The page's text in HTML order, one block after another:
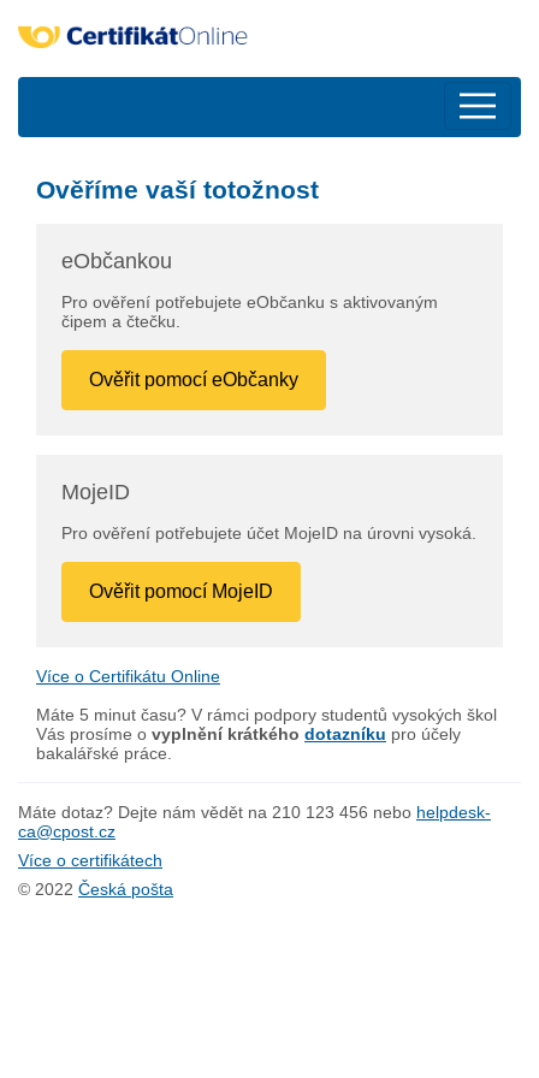
Ověříme vaší totožnost
eObčankou
Pro ověření potřebujete eObčanku s aktivovaným
čipem a čtečku.
Ověřit pomocí eObčanky
MojeID
Pro ověření potřebujete účet MojeID na úrovni vysoká.
Ověřit pomocí MojeID
Více o Certifikátu Online
Máte 5 minut času? V rámci podpory studentů vysokých škol
Vás prosíme o vyplnění krátkého dotazníku pro účely
bakalářské práce.
Máte dotaz? Dejte nám vědět na 210 123 456 nebo helpdesk-
ca@cpost.cz
Více o certifikátech
© 2022 Česká pošta